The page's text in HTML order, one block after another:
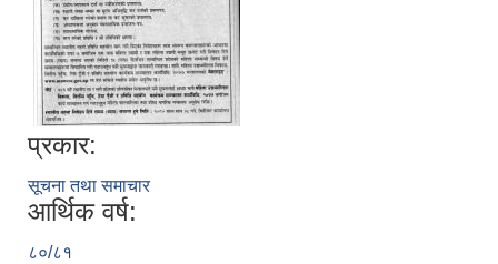
प्रकार:
सूचना तथा समाचार
आर्थिक वर्ष:
८०/८१